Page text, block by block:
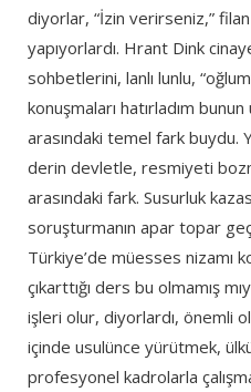
diyorlar, “İzin verirseniz,”
yapıyorlardı. Hrant Dink
sohbetlerini, lanlı lunlu,
konuşmaları hatırladım
arasındaki temel fark buydu.
derin devletle, resmiyeti
arasındaki fark. Susurluk
soruşturmanın apar topar
Türkiye’de müesses nizamı
çıkarttığı ders bu olmamış
işleri olur, diyorlardı, önemli
içinde usulünce yürütmek,
profesyonel kadrolarla